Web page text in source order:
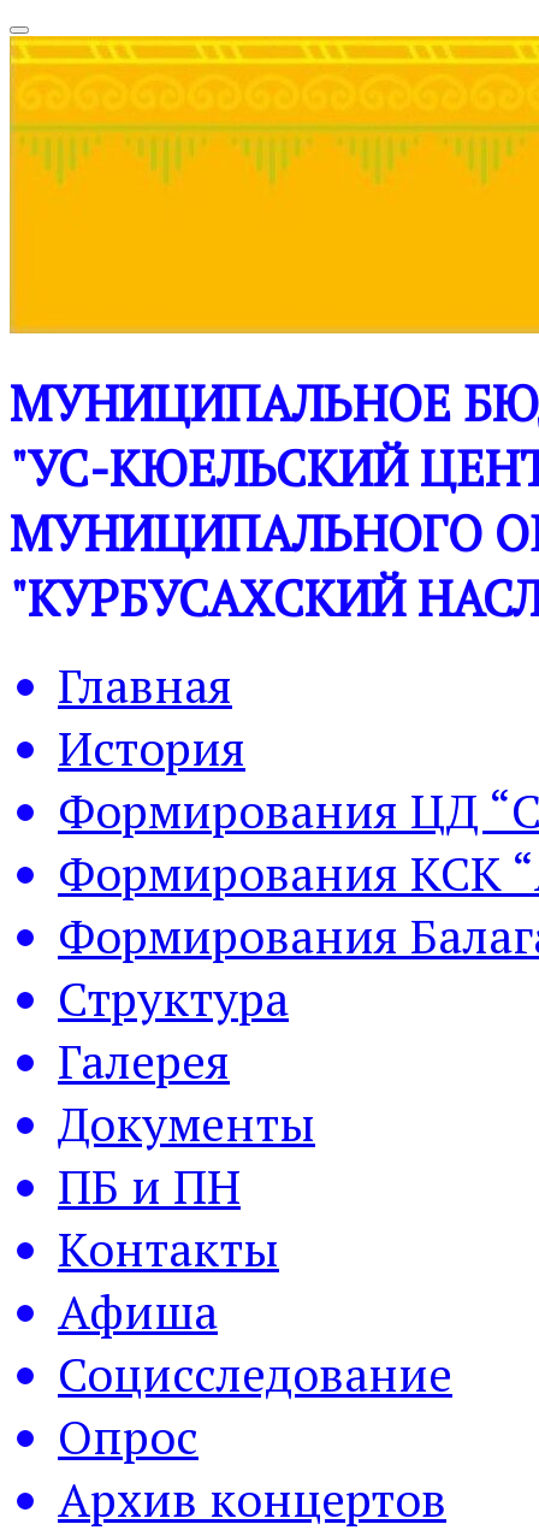
МУНИЦИПАЛЬНОЕ
"УС-КЮЕЛЬСКИЙ
МУНИЦИПАЛЬНОГО
"КУРБУСАХСКИЙ
Главная
История
Формирования ЦД
Формирования КСК
Формирования
Структура
Галерея
Документы
ПБ и ПН
Контакты
Афиша
Социсследование
Опрос
Архив концертов